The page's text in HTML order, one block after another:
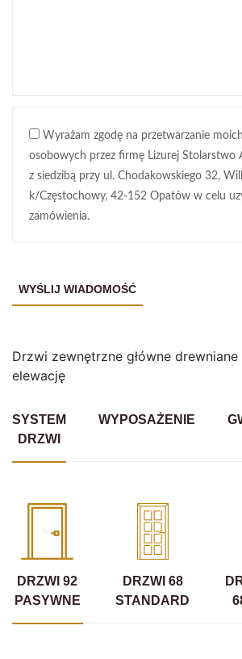
Wyrażam zgodę na przetwarzanie
osobowych przez firmę Lizurej Stolarstwo
z siedzibą przy ul. Chodakowskiego 32,
k/Częstochowy, 42-152 Opatów w celu
zamówienia.
Drzwi zewnętrzne główne
elewację
SYSTEM
DRZWI
WYPOSAŻENIE
DRZWI 92
PASYWNE
DRZWI 68
STANDARD